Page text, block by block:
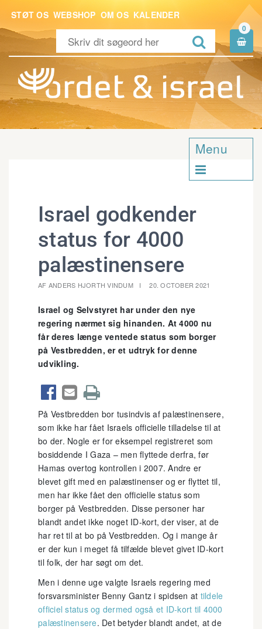
STØT OS WEBSHOP OM OS KALENDER

0

Menu

Israel godkender
status for 4000
palæstinensere
AF ANDERS HJORTH VINDUM 20. OCTOBER 2021
Israel og Selvstyret har under den nye
regering nærmet sig hinanden. At 4000 nu
får deres længe ventede status som borger
på Vestbredden, er et udtryk for denne
udvikling.
  
På Vestbredden bor tusindvis af palæstinensere,
som ikke har fået Israels officielle tilladelse til at
bo der. Nogle er for eksempel registreret som
bosiddende I Gaza – men flyttede derfra, før
Hamas overtog kontrollen i 2007. Andre er
blevet gift med en palæstinenser og er flyttet til,
men har ikke fået den officielle status som
borger på Vestbredden. Disse personer har
blandt andet ikke noget ID-kort, der viser, at de
har ret til at bo på Vestbredden. Og i mange år
er der kun i meget få tilfælde blevet givet ID-kort
til folk, der har søgt om det.
Men i denne uge valgte Israels regering med
forsvarsminister Benny Gantz i spidsen at tildele
officiel status og dermed også et ID-kort til 4000
palæstinensere. Det betyder blandt andet, at de